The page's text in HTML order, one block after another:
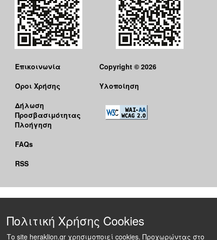
Επικοινωνία
Όροι Χρήσης
Δήλωση
Προσβασιμότητας
Πλοήγηση
FAQs
RSS
Copyright © 2026
Υλοποίηση
Πολιτική Χρήσης Cookies
Το site heraklion.gr χρησιμοποιεί cookies. Προχωρώντας στο